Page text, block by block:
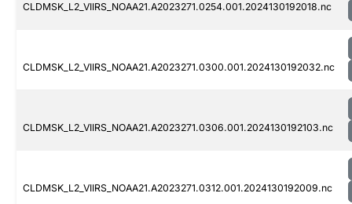
CLDMSK_L2_VIIRS_NOAA21.A2023271.0254.001.2024130192018.nc
CLDMSK_L2_VIIRS_NOAA21.A2023271.0300.001.2024130192032.nc
CLDMSK_L2_VIIRS_NOAA21.A2023271.0306.001.2024130192103.nc
CLDMSK_L2_VIIRS_NOAA21.A2023271.0312.001.2024130192009.nc